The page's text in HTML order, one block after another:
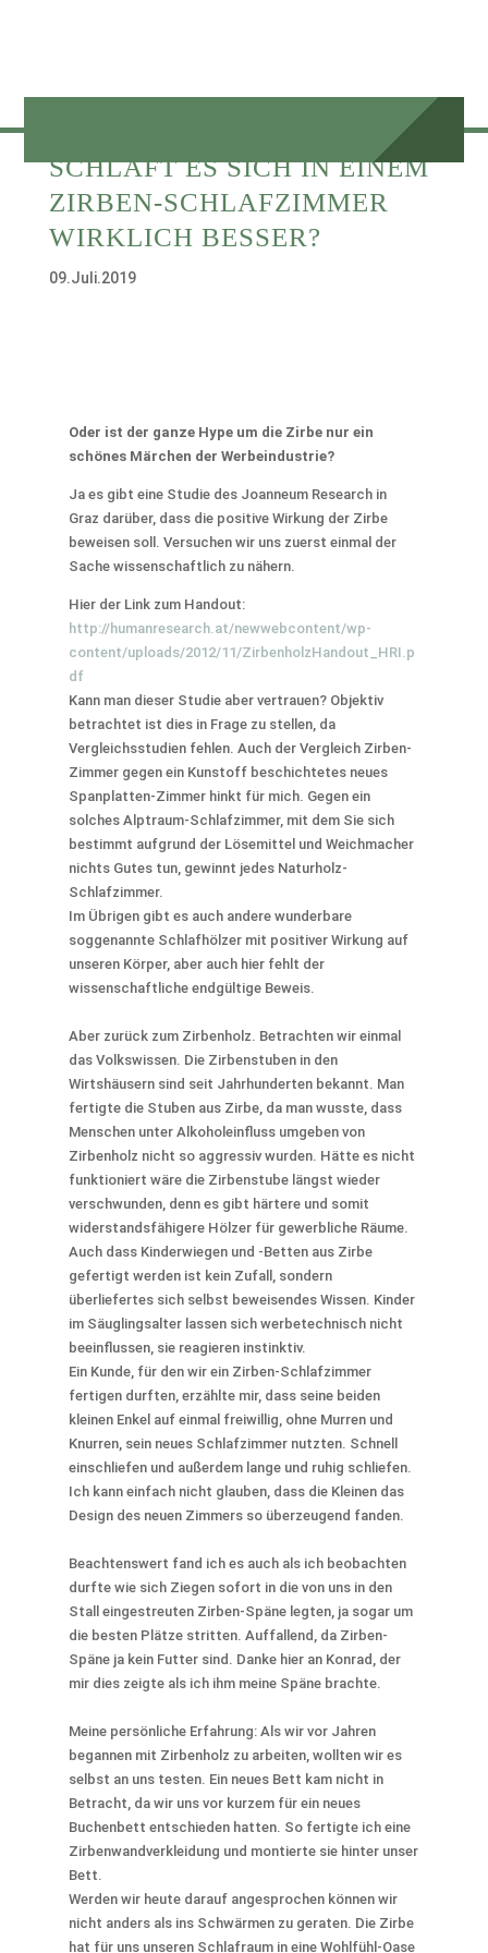
SCHLÄFT ES SICH IN EINEM
ZIRBEN-SCHLAFZIMMER
WIRKLICH BESSER?
09.Juli.2019
Oder ist der ganze Hype um die Zirbe nur ein
schönes Märchen der Werbeindustrie?
Ja es gibt eine Studie des Joanneum Research in
Graz darüber, dass die positive Wirkung der Zirbe
beweisen soll. Versuchen wir uns zuerst einmal der
Sache wissenschaftlich zu nähern.
Hier der Link zum Handout:
http://humanresearch.at/newwebcontent/wp-
content/uploads/2012/11/ZirbenholzHandout_HRI.p
df
Kann man dieser Studie aber vertrauen? Objektiv
betrachtet ist dies in Frage zu stellen, da
Vergleichsstudien fehlen. Auch der Vergleich Zirben-
Zimmer gegen ein Kunstoff beschichtetes neues
Spanplatten-Zimmer hinkt für mich. Gegen ein
solches Alptraum-Schlafzimmer, mit dem Sie sich
bestimmt aufgrund der Lösemittel und Weichmacher
nichts Gutes tun, gewinnt jedes Naturholz-
Schlafzimmer.
Im Übrigen gibt es auch andere wunderbare
soggenannte Schlafhölzer mit positiver Wirkung auf
unseren Körper, aber auch hier fehlt der
wissenschaftliche endgültige Beweis.
Aber zurück zum Zirbenholz. Betrachten wir einmal
das Volkswissen. Die Zirbenstuben in den
Wirtshäusern sind seit Jahrhunderten bekannt. Man
fertigte die Stuben aus Zirbe, da man wusste, dass
Menschen unter Alkoholeinfluss umgeben von
Zirbenholz nicht so aggressiv wurden. Hätte es nicht
funktioniert wäre die Zirbenstube längst wieder
verschwunden, denn es gibt härtere und somit
widerstandsfähigere Hölzer für gewerbliche Räume.
Auch dass Kinderwiegen und -Betten aus Zirbe
gefertigt werden ist kein Zufall, sondern
überliefertes sich selbst beweisendes Wissen. Kinder
im Säuglingsalter lassen sich werbetechnisch nicht
beeinflussen, sie reagieren instinktiv.
Ein Kunde, für den wir ein Zirben-Schlafzimmer
fertigen durften, erzählte mir, dass seine beiden
kleinen Enkel auf einmal freiwillig, ohne Murren und
Knurren, sein neues Schlafzimmer nutzten. Schnell
einschliefen und außerdem lange und ruhig schliefen.
Ich kann einfach nicht glauben, dass die Kleinen das
Design des neuen Zimmers so überzeugend fanden.
Beachtenswert fand ich es auch als ich beobachten
durfte wie sich Ziegen sofort in die von uns in den
Stall eingestreuten Zirben-Späne legten, ja sogar um
die besten Plätze stritten. Auffallend, da Zirben-
Späne ja kein Futter sind. Danke hier an Konrad, der
mir dies zeigte als ich ihm meine Späne brachte.
Meine persönliche Erfahrung: Als wir vor Jahren
begannen mit Zirbenholz zu arbeiten, wollten wir es
selbst an uns testen. Ein neues Bett kam nicht in
Betracht, da wir uns vor kurzem für ein neues
Buchenbett entschieden hatten. So fertigte ich eine
Zirbenwandverkleidung und montierte sie hinter unser
Bett.
Werden wir heute darauf angesprochen können wir
nicht anders als ins Schwärmen zu geraten. Die Zirbe
hat für uns unseren Schlafraum in eine Wohlfühl-Oase